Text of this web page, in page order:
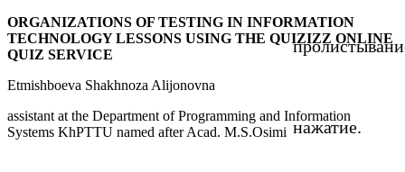
нажатие.
ORGANIZATIONS OF TESTING IN INFORMATION
TECHNOLOGY LESSONS USING THE QUIZIZZ ONLINE
QUIZ SERVICE
Etmishboeva Shakhnoza Alijonovna
assistant at the Department of Programming and Information
Systems KhPTTU named after Acad. M.S.Osimi